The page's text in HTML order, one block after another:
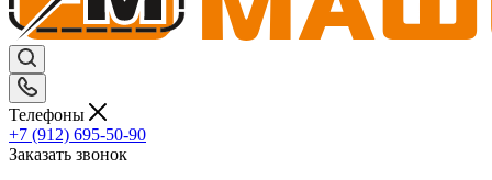
Телефоны
+7 (912) 695-50-90
Заказать звонок